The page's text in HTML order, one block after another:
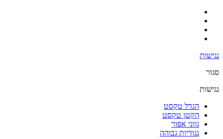
נגישות
סגור
נגישות
הגדל טקסט
הקטן טקסט
גווני אפור
נגודיות גבוהה